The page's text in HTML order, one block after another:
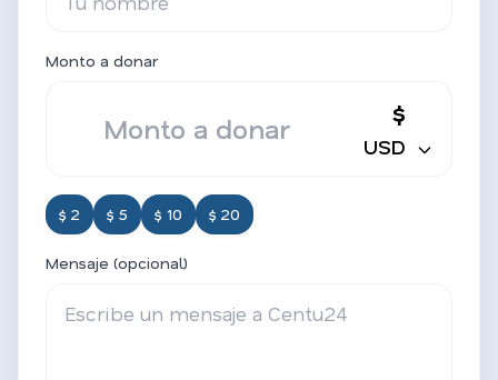
Monto a donar
$
USD
$ 2 $ 5 $ 10 $ 20
Mensaje (opcional)